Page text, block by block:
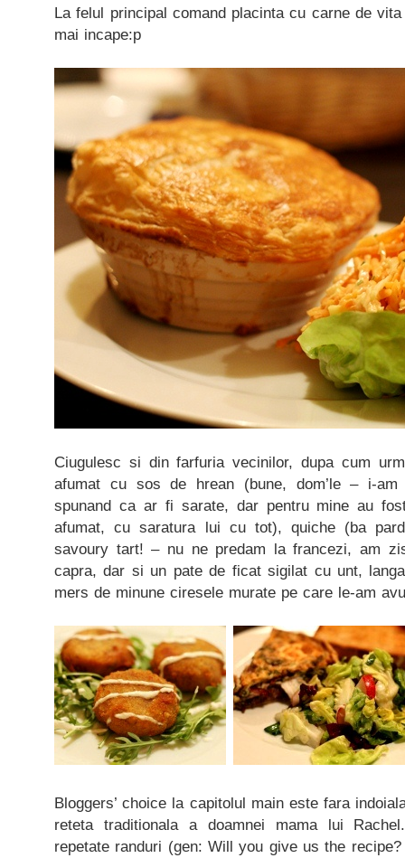
La felul principal comand placinta cu carne de
mai incape:p
Ciugulesc si din farfuria vecinilor, dupa cum
afumat cu sos de hrean (bune, dom’le – i-
spunand ca ar fi sarate, dar pentru mine au
afumat, cu saratura lui cu tot), quiche (ba
savoury tart! – nu ne predam la francezi, am
capra, dar si un pate de ficat sigilat cu unt,
mers de minune ciresele murate pe care le-am
Bloggers’ choice la capitolul main este fara
reteta traditionala a doamnei mama lui
repetate randuri (gen: Will you give us the